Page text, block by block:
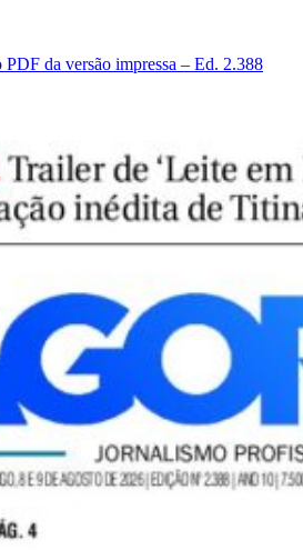
da versão impressa – Ed. 2.388